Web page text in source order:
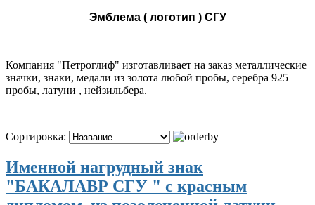
Эмблема ( логотип ) СГУ
Компания "Петроглиф" изготавливает на заказ металлические
значки, знаки, медали из золота любой пробы, серебра 925
пробы, латуни , нейзильбера.
Сортировка:
Именной нагрудный знак
"БАКАЛАВР СГУ " с красным